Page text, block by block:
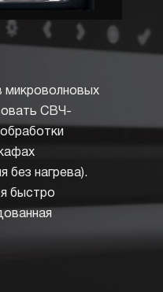
микроволновых
СВЧ-
без нагрева).
быстро